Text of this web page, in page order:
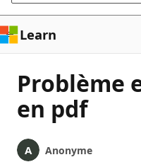
Learn
Problème
en pdf
Anonyme